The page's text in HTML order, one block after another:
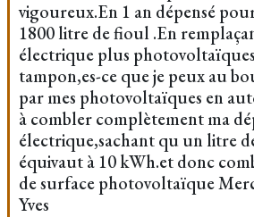
vigoureux.En 1 an dépensé
1800 litre de fioul .En
électrique plus
tampon,es-ce que je peux au
par mes photovoltaïques en
à combler complètement ma
électrique,sachant qu un litre
équivaut à 10 kWh.et donc
de surface photovoltaïque
Yves